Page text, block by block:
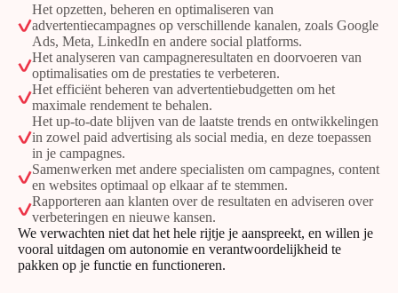
Het opzetten, beheren en optimaliseren van
advertentiecampagnes op verschillende kanalen, zoals Google
Ads, Meta, LinkedIn en andere social platforms.
Het analyseren van campagneresultaten en doorvoeren van
optimalisaties om de prestaties te verbeteren.
Het efficiënt beheren van advertentiebudgetten om het
maximale rendement te behalen.
Het up-to-date blijven van de laatste trends en ontwikkelingen
in zowel paid advertising als social media, en deze toepassen
in je campagnes.
Samenwerken met andere specialisten om campagnes, content
en websites optimaal op elkaar af te stemmen.
Rapporteren aan klanten over de resultaten en adviseren over
verbeteringen en nieuwe kansen.
We verwachten niet dat het hele rijtje je aanspreekt, en willen je
vooral uitdagen om autonomie en verantwoordelijkheid te
pakken op je functie en functioneren.